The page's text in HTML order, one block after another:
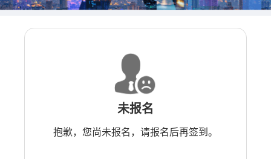
未报名
抱歉，您尚未报名，请报名后再签到。